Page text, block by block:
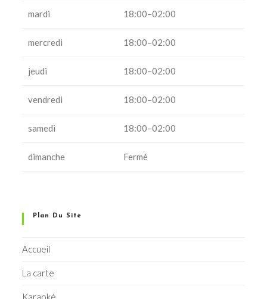
mardi 18:00–02:00
mercredi 18:00–02:00
jeudi 18:00–02:00
vendredi 18:00–02:00
samedi 18:00–02:00
dimanche Fermé
Plan Du Site
Accueil
La carte
Karaoké